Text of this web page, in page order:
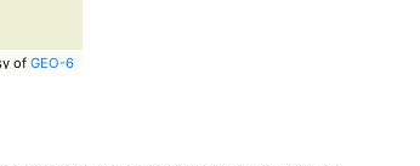
of GEO-6